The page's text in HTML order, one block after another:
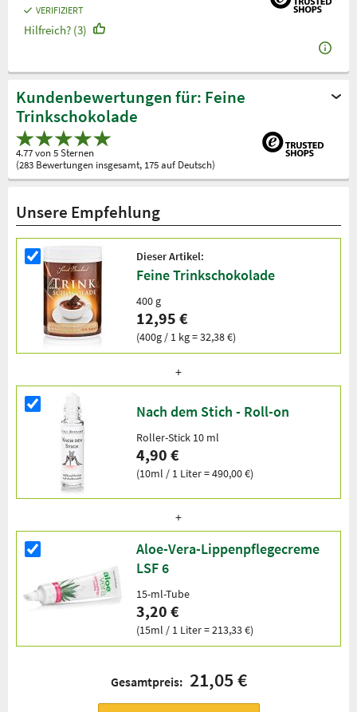
VERIFIZIERT
Hilfreich? (3)
Kundenbewertungen für: Feine
Trinkschokolade
4.77 von 5 Sternen
(283 Bewertungen insgesamt, 175 auf Deutsch)
Unsere Empfehlung
Dieser Artikel:
Feine Trinkschokolade
400 g
12,95 €
(400g / 1 kg = 32,38 €)
Nach dem Stich - Roll-on
Roller-Stick 10 ml
4,90 €
(10ml / 1 Liter = 490,00 €)
Aloe-Vera-Lippenpflegecreme
LSF 6
15-ml-Tube
3,20 €
(15ml / 1 Liter = 213,33 €)
Gesamtpreis: 21,05 €